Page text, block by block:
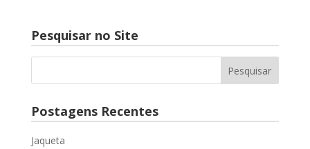
Pesquisar no Site
Postagens Recentes
Jaqueta